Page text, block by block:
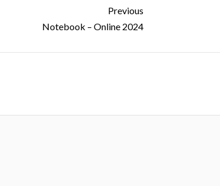
Previous
2024 Notebook – Online